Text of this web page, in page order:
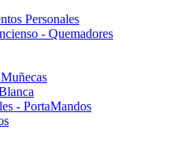
Personales
- Quemadores
- PortaMandos